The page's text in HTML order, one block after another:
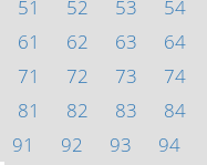
51
52 53 54
61
62 63 64
71
72 73 74
81
82 83 84
91
92 93 94